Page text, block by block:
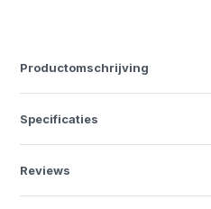
Productomschrijving
Specificaties
Reviews